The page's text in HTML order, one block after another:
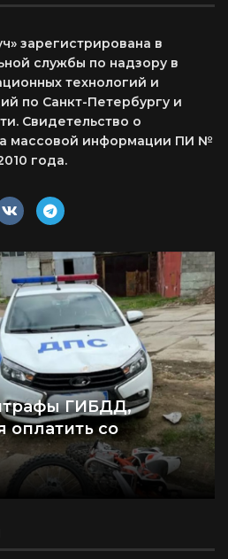
зарегистрирована в
службы по надзору в
технологий и
по Санкт-Петербургу и
Свидетельство о
массовой информации ПИ №
года.
ГИБДД,
оплатить со